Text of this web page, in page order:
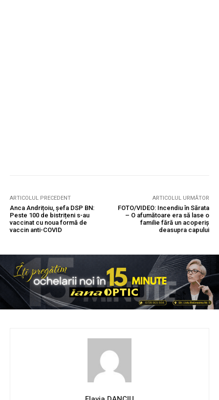
ARTICOLUL PRECEDENT
Anca Andrițoiu, șefa DSP BN:
Peste 100 de bistrițeni s-au
vaccinat cu noua formă de
vaccin anti-COVID
ARTICOLUL URMĂTOR
FOTO/VIDEO: Incendiu în Sărata
– O afumătoare era să lase o
familie fără un acoperiș
deasupra capului